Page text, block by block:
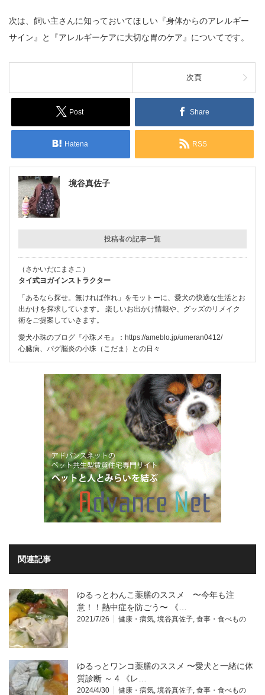
次は、飼い主さんに知っておいてほしい『身体からのアレルギー
サイン』と『アレルギーケアに大切な胃のケア』についてです。
次頁
Post Share
Hatena RSS
境谷真佐子
投稿者の記事一覧
（さかいだにまさこ）
タイ式ヨガインストラクター
「あるなら探せ。無ければ作れ」をモットーに、愛犬の快適な生活とお
出かけを探求しています。 楽しいお出かけ情報や、グッズのリメイク
術をご提案していきます。
愛犬小珠のブログ『小珠メモ』： https://ameblo.jp/umeran0412/
心臓病、パグ脳炎の小珠（こだま）との日々
関連記事
ゆるっとわんこ薬膳のススメ 〜今年も注
意！！熱中症を防ごう〜 《…
2021/7/26 健康・病気 境谷真佐子 食事・食べもの
ゆるっとワンコ薬膳のススメ 〜愛犬と一緒に体
質診断 ～ 4 《レ…
2024/4/30 健康・病気 境谷真佐子 食事・食べもの